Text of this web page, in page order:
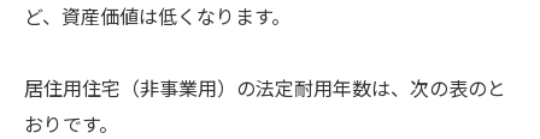
ど、資産価値は低くなります。
居住用住宅（非事業用）の法定耐用年数は、次の表のと
おりです。